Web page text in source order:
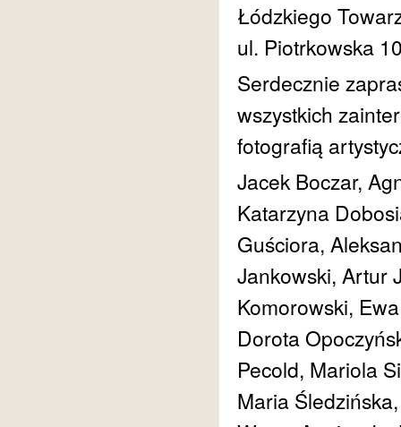
Łódzkiego
ul. Piotrkowska
Serdecznie
wszystkich
fotografią
Jacek Boczar,
Katarzyna
Guściora,
Jankowski, Artur
Komorowski,
Dorota
Pecold, Mariola
Maria